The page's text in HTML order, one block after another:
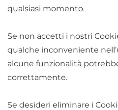
qualsiasi momento.
Se non accetti i nostri
qualche inconveniente
alcune funzionalità
correttamente.
Se desideri eliminare i